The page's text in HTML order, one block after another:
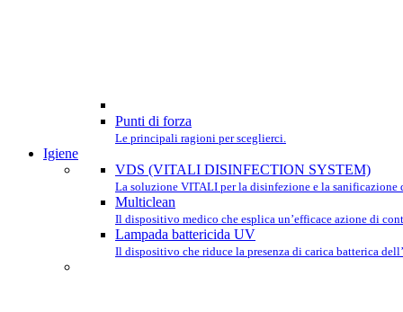
Punti di forza
Le principali ragioni per sceglierci.
Igiene
VDS (VITALI DISINFECTION SYSTEM)
La soluzione VITALI per la disinfezione e la sanificazione
Multiclean
Il dispositivo medico che esplica un’efficace azione di
Lampada battericida UV
Il dispositivo che riduce la presenza di carica batterica